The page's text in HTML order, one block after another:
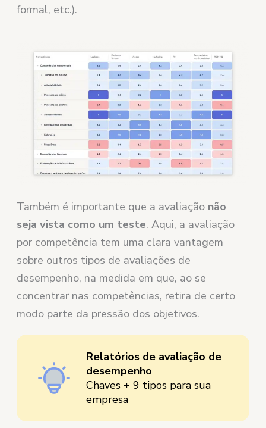
formal, etc.).
Também é importante que a avaliação não
seja vista como um teste. Aqui, a avaliação
por competência tem uma clara vantagem
sobre outros tipos de avaliações de
desempenho, na medida em que, ao se
concentrar nas competências, retira de certo
modo parte da pressão dos objetivos.
Relatórios de avaliação de
desempenho
Chaves + 9 tipos para sua
empresa